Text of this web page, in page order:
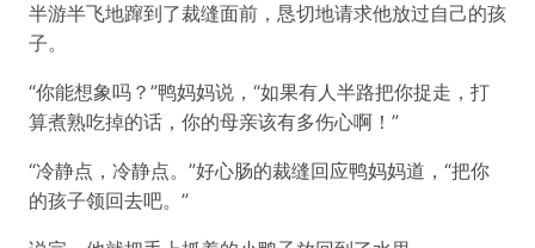
半游半飞地蹿到了裁缝面前，恳切地请求他放过自己的孩
子。
“你能想象吗？”鸭妈妈说，“如果有人半路把你捉走，打
算煮熟吃掉的话，你的母亲该有多伤心啊！”
“冷静点，冷静点。”好心肠的裁缝回应鸭妈妈道，“把你
的孩子领回去吧。”